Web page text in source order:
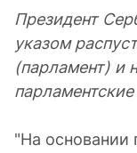
Президент
указом
(парламент) и
"На основании